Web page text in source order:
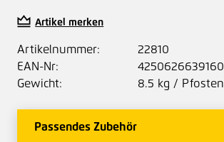
Artikel merken
Artikelnummer:
22810
EAN-Nr:
4250626639160
Gewicht:
8.5 kg / Pfosten
Passendes Zubehör